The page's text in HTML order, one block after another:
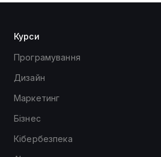
Курси
Програмування
Дизайн
Маркетинг
Бізнес
Кібербезпека